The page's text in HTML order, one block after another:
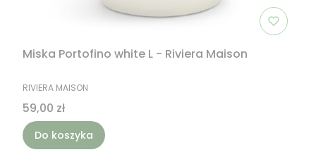
Miska Portofino white L - Riviera Maison
PRODUCENT
RIVIERA MAISON
Cena
59,00 zł
Do koszyka